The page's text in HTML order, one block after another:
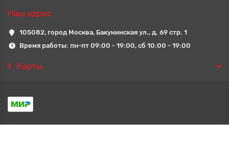
Наш адрес
105082, город Москва, Бакунинская ул., д. 69 стр. 1
Время работы: пн-пт 09:00 - 19:00, сб 10:00 - 19:00
Карты